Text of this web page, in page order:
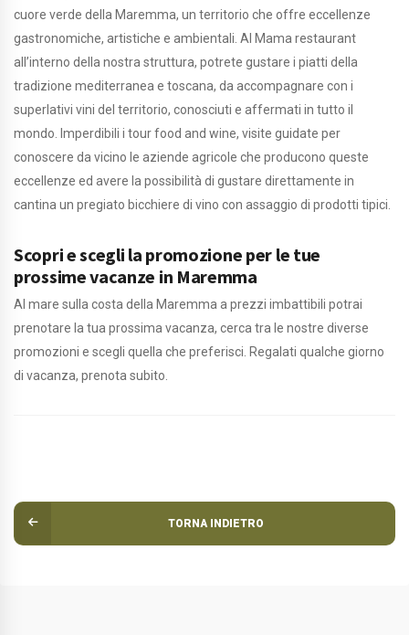
cuore verde della Maremma, un territorio che offre eccellenze
gastronomiche, artistiche e ambientali. Al Mama restaurant
all’interno della nostra struttura, potrete gustare i piatti della
tradizione mediterranea e toscana, da accompagnare con i
superlativi vini del territorio, conosciuti e affermati in tutto il
mondo. Imperdibili i tour food and wine, visite guidate per
conoscere da vicino le aziende agricole che producono queste
eccellenze ed avere la possibilità di gustare direttamente in
cantina un pregiato bicchiere di vino con assaggio di prodotti tipici.
Scopri e scegli la promozione per le tue
prossime vacanze in Maremma
Al mare sulla costa della Maremma a prezzi imbattibili potrai
prenotare la tua prossima vacanza, cerca tra le nostre diverse
promozioni e scegli quella che preferisci. Regalati qualche giorno
di vacanza, prenota subito.
TORNA INDIETRO